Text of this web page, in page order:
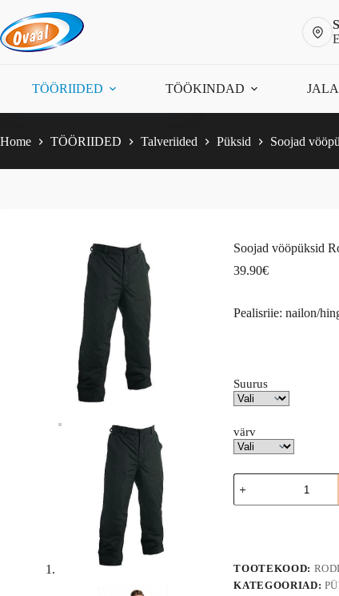
content
39.90€
This
product
has
variants.
options
TÖÖRIIDED TÖÖKINDAD
Home TÖÖRIIDED Talveriided Püksid Soojad
Soojad vööpüksid
39.90€
Pealisriie: nailon/
Suurus
värv
Soojad
vööpüksid
Rodd
r
n
TOOTEKOOD:
KATEGOORIAD: